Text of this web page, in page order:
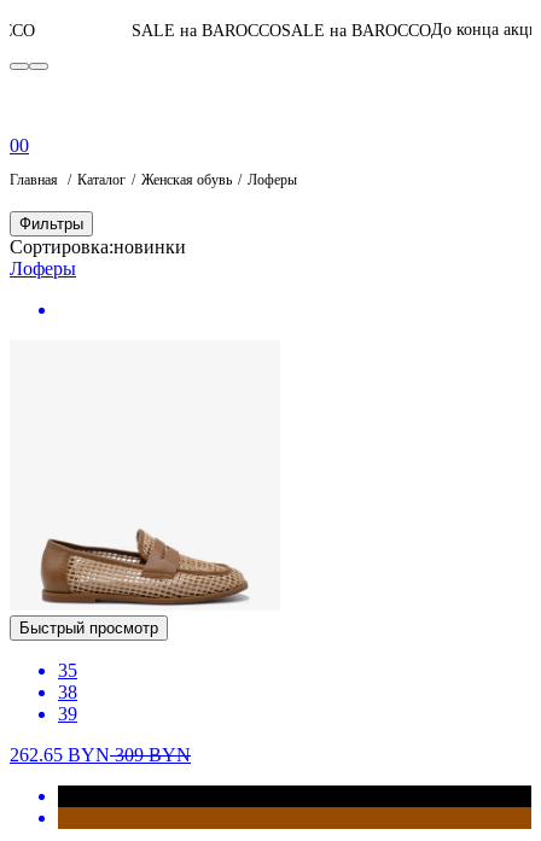
SALE на BAROCCOSALE на BAROCCOДо конца акции05:02:21:39
00
Главная Каталог Женская обувь Лоферы
Фильтры
Сортировка:новинки
Лоферы
Быстрый просмотр
35
38
39
262.65 BYN309BYN